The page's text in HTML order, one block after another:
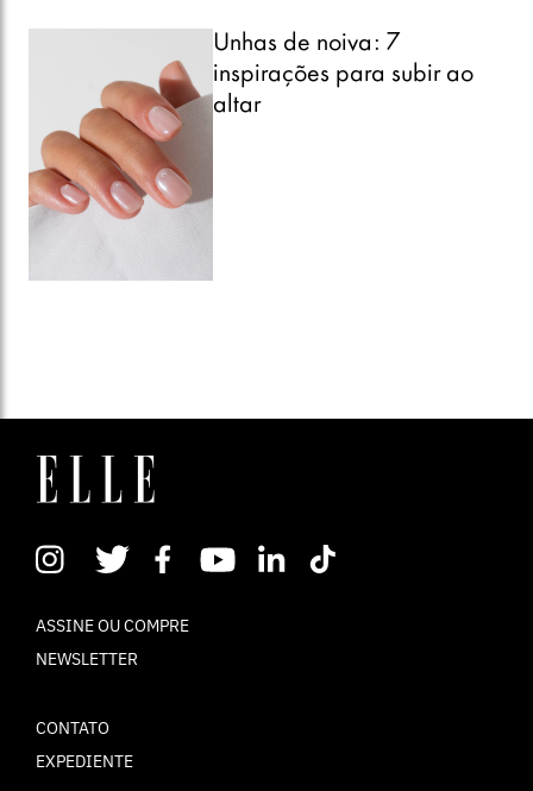
Unhas de noiva: 7
inspirações para subir ao
altar
ASSINE OU COMPRE
NEWSLETTER
CONTATO
EXPEDIENTE